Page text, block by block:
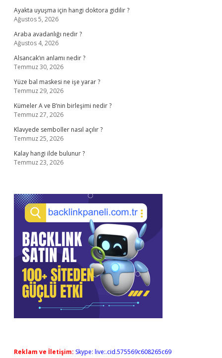
Ayakta uyuşma için hangi doktora gidilir ?
Ağustos 5, 2026
Araba avadanlığı nedir ?
Ağustos 4, 2026
Alsancak’ın anlamı nedir ?
Temmuz 30, 2026
Yüze bal maskesi ne işe yarar ?
Temmuz 29, 2026
Kümeler A ve B’nin birleşimi nedir ?
Temmuz 27, 2026
Klavyede semboller nasıl açılır ?
Temmuz 25, 2026
Kalay hangi ilde bulunur ?
Temmuz 23, 2026
Reklam ve İletişim: Skype: live:.cid.575569c608265c69